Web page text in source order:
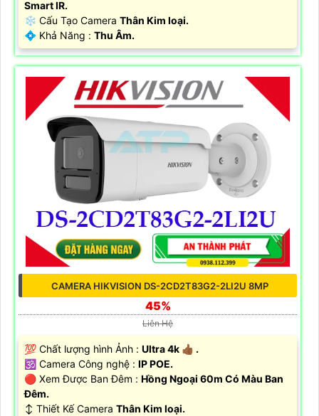
Smart IR.
❄ Cấu Tạo Camera Thân Kim loại.
️💠 Khả Năng : Thu Âm.
CAMERA HIKVISION DS-2CD2T83G2-2LI2U 8MP
45%
Liên Hệ
💯 Chất lượng hình Ảnh : Ultra 4k 👍🏾 .
🕉️ Camera Công nghệ : IP POE.
🔴 Xem Được Ban Đêm : Hồng Ngoại 60m Có Màu Ban
Ðêm.
↕️ Thiết Kế Camera Thân Kim loại.